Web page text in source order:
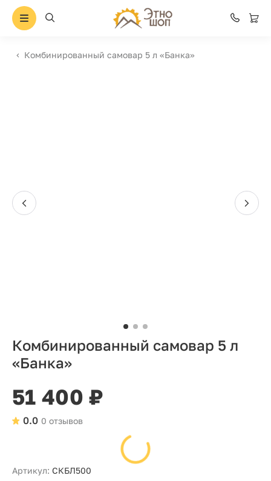
Комбинированный самовар 5 л «Банка»
Комбинированный самовар 5 л
«Банка»
51 400 ₽
0 отзывов
0.0
Артикул: СКБЛ500